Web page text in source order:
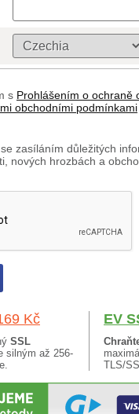
s Prohlášením o ochraně
obchodními podmínkami
zasíláním důležitých
nových hrozbách a
Kč
SSL
silným až 256-
EV
TLS/